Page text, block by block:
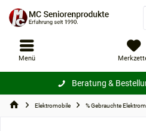
Beratung &
Menü
Elektromobile % Gebrauchte